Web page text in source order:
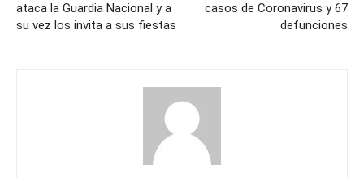
ataca la Guardia Nacional y a
su vez los invita a sus fiestas
casos de Coronavirus y 67
defunciones